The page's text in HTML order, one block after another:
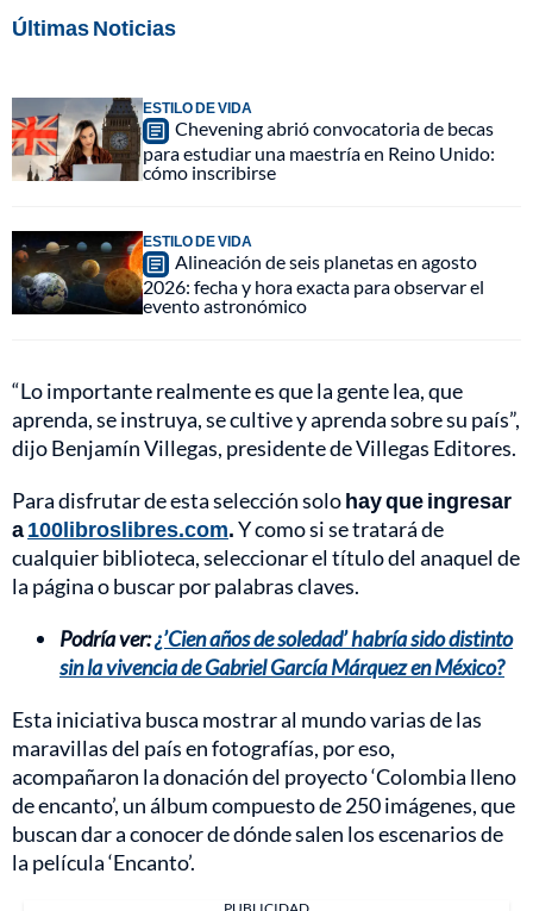
Últimas Noticias
ESTILO DE VIDA
Chevening abrió convocatoria de becas
para estudiar una maestría en Reino Unido:
cómo inscribirse
ESTILO DE VIDA
Alineación de seis planetas en agosto
2026: fecha y hora exacta para observar el
evento astronómico
“Lo importante realmente es que la gente lea, que
aprenda, se instruya, se cultive y aprenda sobre su país”,
dijo Benjamín Villegas, presidente de Villegas Editores.
Para disfrutar de esta selección solohay que ingresar
a100libroslibres.com.Y como si se tratará de
cualquier biblioteca, seleccionar el título del anaquel de
la página o buscar por palabras claves.
Podría ver:¿’Cien años de soledad’ habría sido distinto
sin la vivencia de Gabriel García Márquez en México?
Esta iniciativa busca mostrar al mundo varias de las
maravillas del país en fotografías, por eso,
acompañaron la donación del proyecto ‘Colombia lleno
de encanto’, un álbum compuesto de 250 imágenes, que
buscan dar a conocer de dónde salen los escenarios de
la película ‘Encanto’.